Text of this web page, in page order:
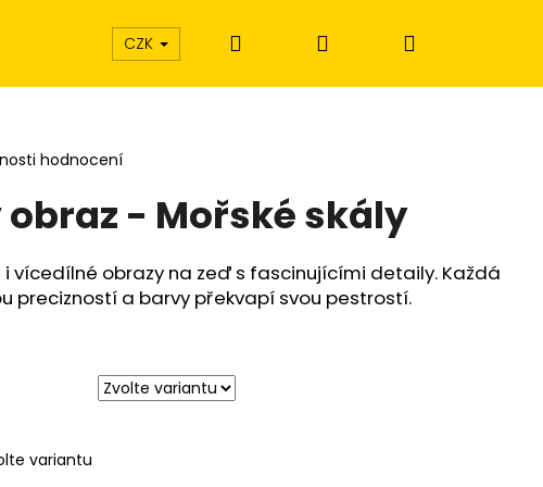
CZK Hledat PřihlášeníNákupní
hodnocení
- Mořské skály
vícedílné obrazy na zeď s fascinujícími detaily. Každá
precizností a barvy překvapí svou pestrostí.
variantu
EXTÁZE